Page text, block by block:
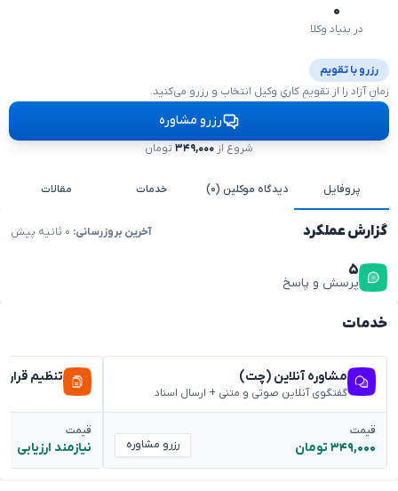
۰
در بنیاد وکلا
رزرو با تقویم
زمانِ آزاد را از تقویمِ کاریِ وکیل انتخاب و رزرو می‌کنید.
رزرو مشاوره
شروع از ۳۴۹,۰۰۰تومان
پروفایل دیدگاه موکلین (۰) خدمات مقالات
گزارش عملکرد آخرین بروزرسانی:
۵
پرسش و پاسخ
خدمات
مشاوره آنلاین (چت)
گفتگوی آنلاین صوتی و متنی + ارسال اسناد
قیمت
۳۴۹,۰۰۰ تومان رزرو مشاوره
تنظیم
قیمت
نیازمند ارزیابی